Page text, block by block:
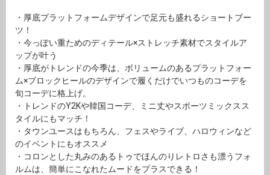
・厚底プラットフォームデザインで足元も盛れるショートブー
ツ！
・今っぽい重ためのディテール×ストレッチ素材でスタイルア
ップが叶う
・厚底がトレンドの今季は、ボリュームのあるプラットフォー
ム×ブロックヒールのデザインで履くだけでいつものコーデを
旬コーデに格上げ。
・トレンドのY2Kや韓国コーデ、ミニ丈やスポーツミックスス
タイルにもマッチ！
・タウンユースはもちろん、フェスやライブ、ハロウィンなど
のイベントにもオススメ
・コロンとした丸みのあるトゥでほんのりレトロさも漂うフォ
ルムは、簡単にこなれたムードをプラスできる！